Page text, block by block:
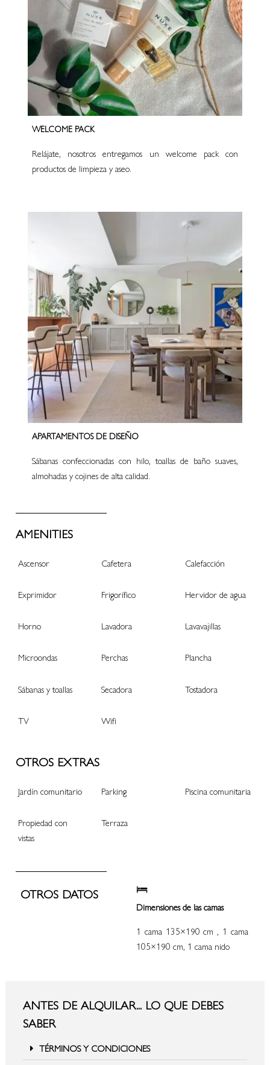
WELCOME PACK
Relájate, nosotros entregamos un welcome pack con
productos de limpieza y aseo.
APARTAMENTOS DE DISEÑO
Sábanas confeccionadas con hilo, toallas de baño suaves,
almohadas y cojines de alta calidad.
AMENITIES
Ascensor Cafetera Calefacción
Exprimidor Frigorífico Hervidor de agua
Horno Lavadora Lavavajillas
Microondas Perchas Plancha
Sábanas y toallas Secadora Tostadora
TV Wifi
OTROS EXTRAS
Jardín comunitario Parking Piscina comunitaria
Propiedad con
vistas
Terraza
OTROS DATOS
Dimensiones de las camas
1 cama 135×190 cm , 1 cama
105×190 cm, 1 cama nido
ANTES DE ALQUILAR... LO QUE DEBES
SABER
TÉRMINOS Y CONDICIONES